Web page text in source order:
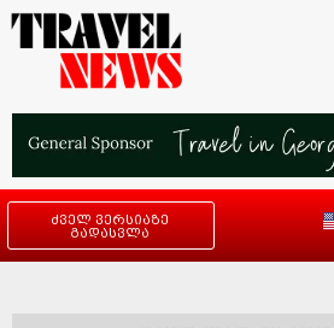
ძველ ვერსიაზე
გადასვლა